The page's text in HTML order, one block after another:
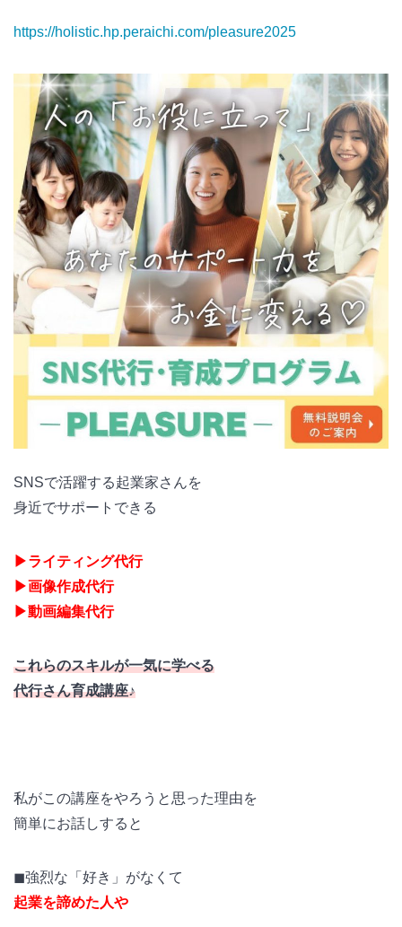
https://holistic.hp.peraichi.com/pleasure2025
SNSで活躍する起業家さんを
身近でサポートできる
▶ライティング代行
▶画像作成代行
▶動画編集代行
これらのスキルが一気に学べる
代行さん育成講座♪
私がこの講座をやろうと思った理由を
簡単にお話しすると
◼強烈な「好き」がなくて
起業を諦めた人や